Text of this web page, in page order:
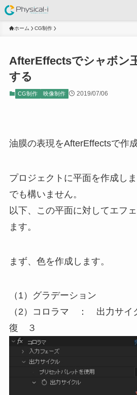
ホーム CG制作
AfterEffectsでシャボン
する
CG制作 映像制作 2019/07/06
油膜の表現をAfterEffectsで作成
プロジェクトに平面を作成し
でも構いません。
以下、この平面に対してエフ
ます。
まず、色を作成します。
（1）グラデーション
（2）コロラマ ： 出力サイ
復 ３